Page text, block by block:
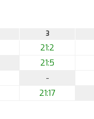
3
21:2
21:5
-
21:17